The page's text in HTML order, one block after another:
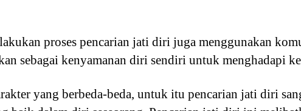
proses pencarian jati diri juga menggunakan
sebagai kenyamanan diri sendiri untuk menghadapi
yang berbeda-beda, untuk itu pencarian jati diri